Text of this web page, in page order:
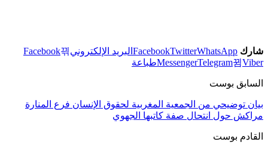
شارك FacebookTwitterWhatsApp البريد الإلكتروني
Facebook
MessengerTelegram Viber طباعة
السابق بوست
بيان توضيحي من الجمعية المغربية لحقوق الإنسان فرع المنارة
مراكش حول انتحال صفة كاتبها الجهوي
القادم بوست